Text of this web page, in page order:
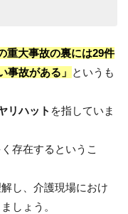
重大事故の裏には29件
事故がある」 というも
リハット を指していま
存在するというこ
し、介護現場におけ
しょう。